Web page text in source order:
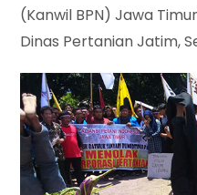
(Kanwil BPN) Jawa
Dinas Pertanian Jatim,